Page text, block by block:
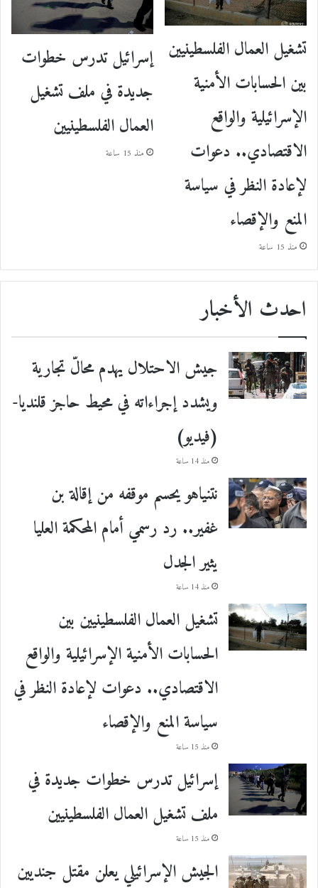
تشغيل العمال الفلسطينيين
بين الحسابات الأمنية
الإسرائيلية والواقع
الاقتصادي.. دعوات
لإعادة النظر في سياسة
المنع والإقصاء
منذ 15 ساعة
إسرائيل تدرس خطوات
جديدة في ملف تشغيل
العمال الفلسطينيين
منذ 15 ساعة
احدث الأخبار
جيش الاحتلال يهدم محالّ تجارية
ويشدد إجراءاته في محيط حاجز قلنديا-
(فيديو)
منذ 14 ساعة
نتنياهو يحسم موقفه من إقالة بن
غفير.. رد رسمي أمام المحكمة العليا
يثير الجدل
منذ 14 ساعة
تشغيل العمال الفلسطينيين بين
الحسابات الأمنية الإسرائيلية والواقع
الاقتصادي.. دعوات لإعادة النظر في
سياسة المنع والإقصاء
منذ 15 ساعة
إسرائيل تدرس خطوات جديدة في
ملف تشغيل العمال الفلسطينيين
منذ 15 ساعة
الجيش الإسرائيلي يعلن مقتل جنديين